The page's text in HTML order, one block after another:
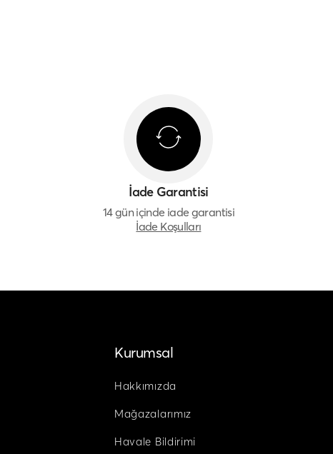
İade Garantisi
14 gün içinde iade garantisi
İade Koşulları
Kurumsal
Hakkımızda
Mağazalarımız
Havale Bildirimi